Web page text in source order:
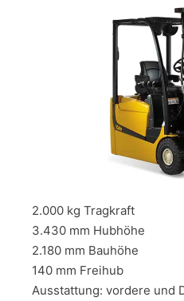
2.000 kg Tragkraft
3.430 mm Hubhöhe
2.180 mm Bauhöhe
140 mm Freihub
Ausstattung: vordere und